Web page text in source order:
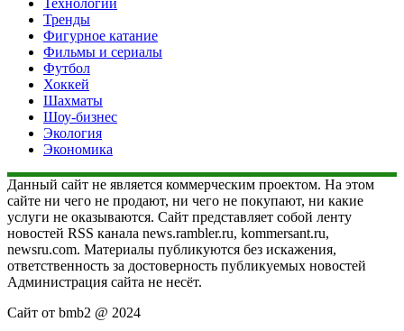
Тренды
Фигурное катание
Фильмы и сериалы
Футбол
Хоккей
Шахматы
Шоу-бизнес
Экология
Экономика
Данный сайт не является коммерческим проектом. На этом
сайте ни чего не продают, ни чего не покупают, ни какие
услуги не оказываются. Сайт представляет собой ленту
новостей RSS канала news.rambler.ru, kommersant.ru,
newsru.com. Материалы публикуются без искажения,
ответственность за достоверность публикуемых новостей
Администрация сайта не несёт.
Сайт от bmb2 @ 2024